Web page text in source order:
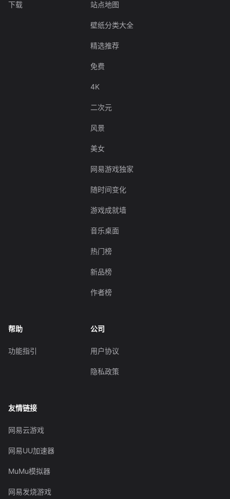
下载 站点地图
壁纸分类大全
精选推荐
免费
4K
二次元
风景
美女
网易游戏独家
随时间变化
游戏成就墙
音乐桌面
热门榜
新品榜
作者榜
帮助
功能指引
公司
用户协议
隐私政策
友情链接
网易云游戏
网易UU加速器
MuMu模拟器
网易发烧游戏